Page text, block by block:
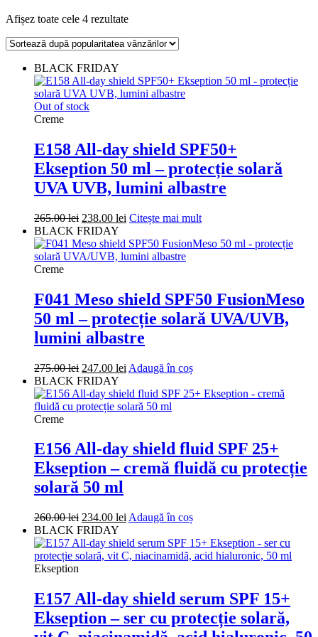
Afișez toate cele 4 rezultateSortat
popularitate
BLACK FRIDAY
Out of stock
Creme
E158 All-day shield SPF50+
Ekseption 50 ml – protecție solară
UVA UVB, lumini albastre
265.00lei Prețul
inițial
a
fost:
238.00 lei Prețul
este:
238.00 lei.
Citește mai mult
BLACK FRIDAY
Creme
F041 Meso shield SPF50 FusionMeso
50 ml – protecție solară UVA/UVB,
lumini albastre
275.00lei Prețul
inițial
a
fost:
247.00 lei Prețul
este:
247.00 lei.
Adaugă în coș
BLACK FRIDAY
Creme
E156 All-day shield fluid SPF 25+
Ekseption – cremă fluidă cu protecție
solară 50 ml
260.00lei Prețul
inițial
a
fost:
234.00 lei Prețul
este:
234.00 lei.
Adaugă în coș
BLACK FRIDAY
Ekseption
E157 All-day shield serum SPF 15+
Ekseption – ser cu protecție solară,